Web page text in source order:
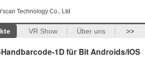
Technology Co., Ltd
VR Show Über uns >>
1D für Bit Androids/IOS